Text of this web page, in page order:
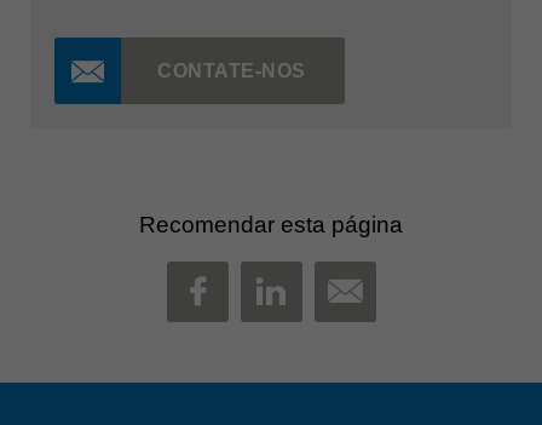
CONTATE-NOS
Recomendar esta página
FACEBOOK
LINKEDIN
MAIL